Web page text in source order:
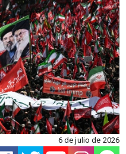
6 de julio de 2026